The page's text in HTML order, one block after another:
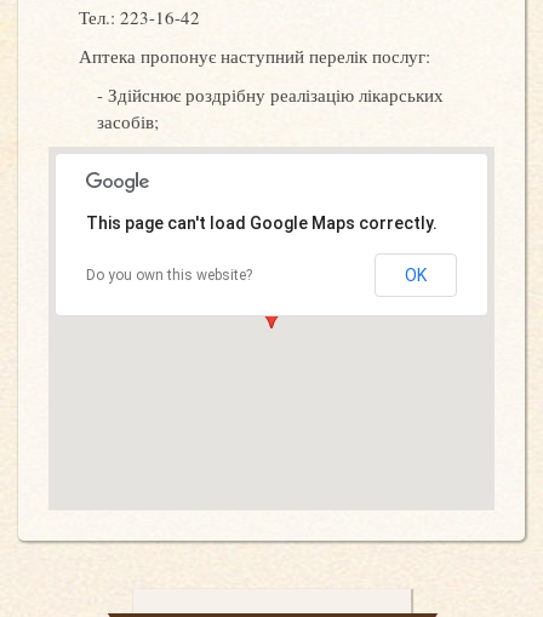
Тел.: 223-16-42
Аптека пропонує наступний перелік послуг:
Здійснює роздрібну реалізацію лікарських
засобів;
This page can't load Google Maps correctly.
Do you own this website? OK